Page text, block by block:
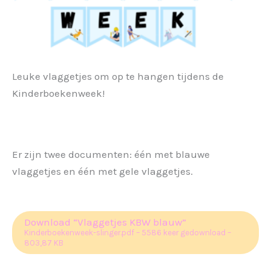
Leuke vlaggetjes om op te hangen tijdens de
Kinderboekenweek!
Er zijn twee documenten: één met blauwe
vlaggetjes en één met gele vlaggetjes.
Download “Vlaggetjes KBW blauw”
Kinderboekenweek-slinger.pdf – 5586 keer gedownload –
803,87 KB